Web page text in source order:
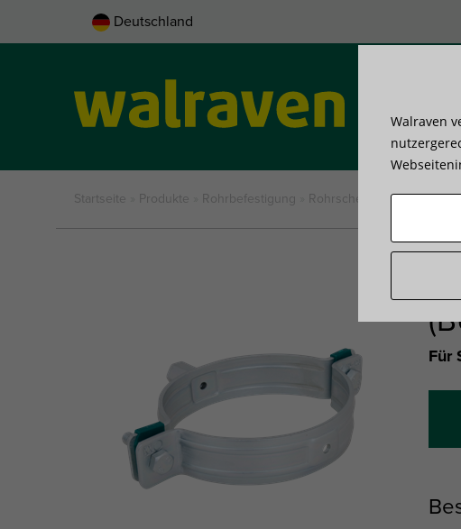
Deutschland
Startseite Produkte Rohrbefestigung Rohrschellen »Walraven
Für
Walraven